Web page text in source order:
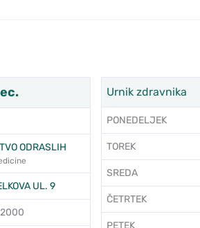
ODRASLIH
UL. 9
Urnik zdravnika
PONEDELJEK
TOREK
SREDA
ČETRTEK
PETEK